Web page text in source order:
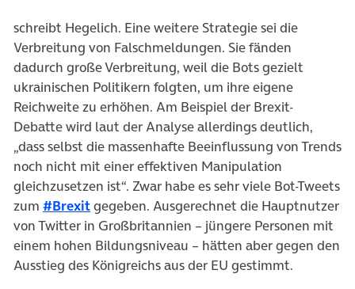
schreibt Hegelich. Eine weitere Strategie sei die
Verbreitung von Falschmeldungen. Sie fänden
dadurch große Verbreitung, weil die Bots gezielt
ukrainischen Politikern folgten, um ihre eigene
Reichweite zu erhöhen. Am Beispiel der Brexit-
Debatte wird laut der Analyse allerdings deutlich,
„dass selbst die massenhafte Beeinflussung von Trends
noch nicht mit einer effektiven Manipulation
gleichzusetzen ist“. Zwar habe es sehr viele Bot-Tweets
zum #Brexit(öffnet in neuem Tab)
gegeben. Ausgerechnet die Hauptnutzer
von Twitter in Großbritannien – jüngere Personen mit
einem hohen Bildungsniveau – hätten aber gegen den
Ausstieg des Königreichs aus der EU gestimmt.